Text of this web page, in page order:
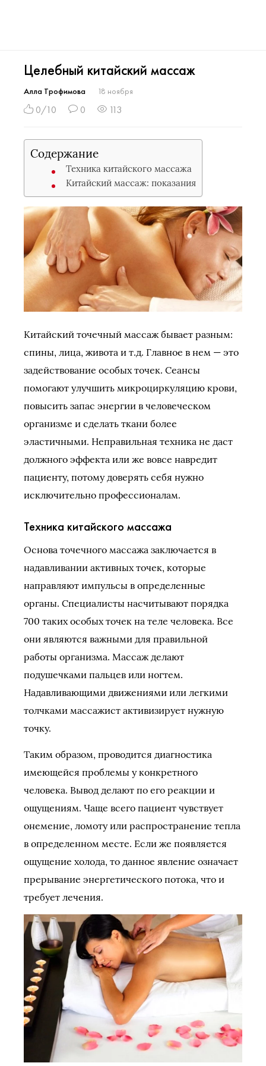
Целебный китайский массаж
Алла Трофимова 18 ноября
0/10 0 113
Содержание
Техника китайского массажа
Китайский массаж: показания
Китайский точечный массаж бывает разным:
спины, лица, живота и т.д. Главное в нем — это
задействование особых точек. Сеансы
помогают улучшить микроциркуляцию крови,
повысить запас энергии в человеческом
организме и сделать ткани более
эластичными. Неправильная техника не даст
должного эффекта или же вовсе навредит
пациенту, потому доверять себя нужно
исключительно профессионалам.
Техника китайского массажа
Основа точечного массажа заключается в
надавливании активных точек, которые
направляют импульсы в определенные
органы. Специалисты насчитывают порядка
700 таких особых точек на теле человека. Все
они являются важными для правильной
работы организма. Массаж делают
подушечками пальцев или ногтем.
Надавливающими движениями или легкими
толчками массажист активизирует нужную
точку.
Таким образом, проводится диагностика
имеющейся проблемы у конкретного
человека. Вывод делают по его реакции и
ощущениям. Чаще всего пациент чувствует
онемение, ломоту или распространение тепла
в определенном месте. Если же появляется
ощущение холода, то данное явление означает
прерывание энергетического потока, что и
требует лечения.